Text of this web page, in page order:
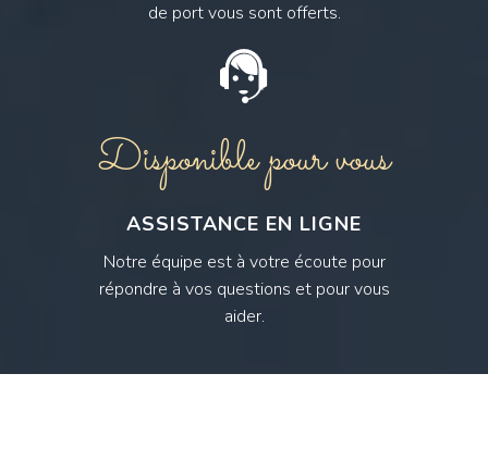
de port vous sont offerts.
Disponible pour vous
ASSISTANCE EN LIGNE
Notre équipe est à votre écoute pour
répondre à vos questions et pour vous
aider.